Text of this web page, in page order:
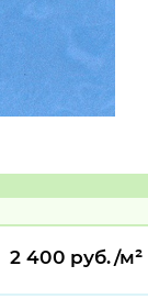
Код:
445835
2 400 руб./м²